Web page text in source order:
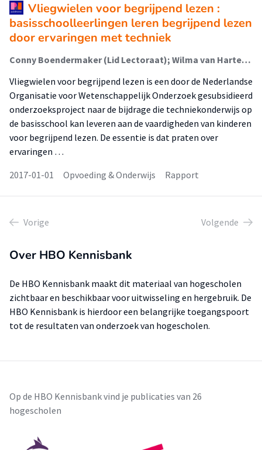
Vliegwielen voor begrijpend lezen :
basisschoolleerlingen leren begrijpend lezen
door ervaringen met techniek
Conny Boendermaker (Lid Lectoraat); Wilma van Harten; Hanno van Keulen (Lector)
Vliegwielen voor begrijpend lezen is een door de Nederlandse
Organisatie voor Wetenschappelijk Onderzoek gesubsidieerd
onderzoeksproject naar de bijdrage die techniekonderwijs op
de basisschool kan leveren aan de vaardigheden van kinderen
voor begrijpend lezen. De essentie is dat praten over
ervaringen …
2017-01-01
Opvoeding & Onderwijs Rapport
Vorige Volgende
Over HBO Kennisbank
De HBO Kennisbank maakt dit materiaal van hogescholen
zichtbaar en beschikbaar voor uitwisseling en hergebruik. De
HBO Kennisbank is hierdoor een belangrijke toegangspoort
tot de resultaten van onderzoek van hogescholen.
Op de HBO Kennisbank vind je publicaties van 26
hogescholen